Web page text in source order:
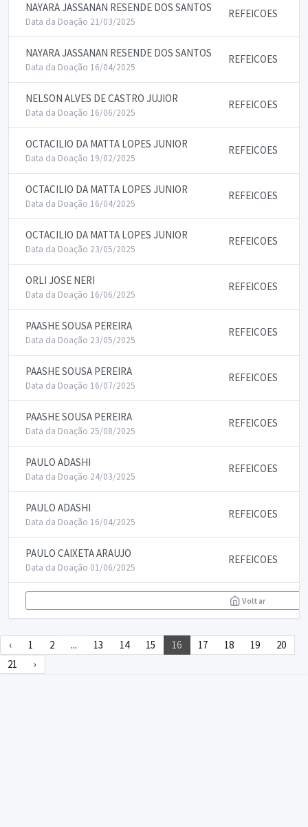
NAYARA JASSANAN RESENDE DOS SANTOS
Data da Doação 21/03/2025
REFEICOES
NAYARA JASSANAN RESENDE DOS SANTOS
Data da Doação 16/04/2025
REFEICOES
NELSON ALVES DE CASTRO JUJIOR
Data da Doação 16/06/2025
REFEICOES
OCTACILIO DA MATTA LOPES JUNIOR
Data da Doação 19/02/2025
REFEICOES
OCTACILIO DA MATTA LOPES JUNIOR
Data da Doação 16/04/2025
REFEICOES
OCTACILIO DA MATTA LOPES JUNIOR
Data da Doação 23/05/2025
REFEICOES
ORLI JOSE NERI
Data da Doação 16/06/2025
REFEICOES
PAASHE SOUSA PEREIRA
Data da Doação 23/05/2025
REFEICOES
PAASHE SOUSA PEREIRA
Data da Doação 16/07/2025
REFEICOES
PAASHE SOUSA PEREIRA
Data da Doação 25/08/2025
REFEICOES
PAULO ADASHI
Data da Doação 24/03/2025
REFEICOES
PAULO ADASHI
Data da Doação 16/04/2025
REFEICOES
PAULO CAIXETA ARAUJO
Data da Doação 01/06/2025
REFEICOES
Voltar
‹ 1 2 ... 13 14 15 16 17 18 19
20
21
›